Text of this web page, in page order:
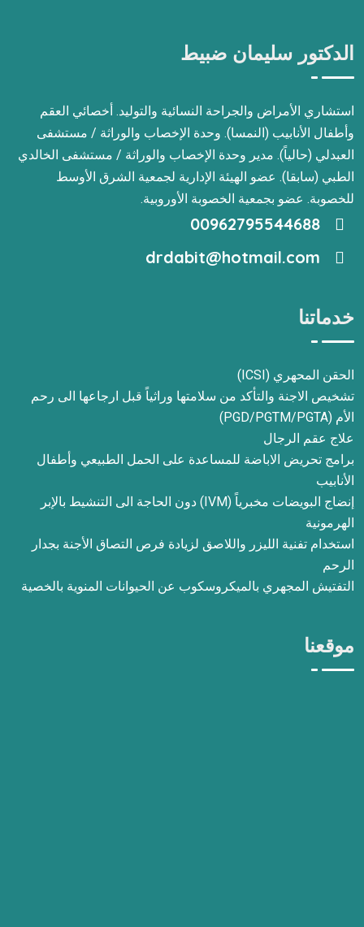
الدكتور سليمان ضبيط
استشاري الأمراض والجراحة النسائية والتوليد. أخصائي العقم
وأطفال الأنابيب (النمسا). وحدة الإخصاب والوراثة / مستشفى
العبدلي (حالياً). مدير وحدة الإخصاب والوراثة / مستشفى الخالدي
الطبي (سابقا). عضو الهيئة الإدارية لجمعية الشرق الأوسط
للخصوبة. عضو بجمعية الخصوبة الأوروبية.
خدماتنا
الحقن المحهري (ICSI)
تشخيص الاجنة والتأكد من سلامتها وراثياً قبل ارجاعها الى رحم
الأم (PGD/PGTM/PGTA)
علاج عقم الرجال
برامج تحريض الاباضة للمساعدة على الحمل الطبيعي وأطفال
الأنابيب
إنضاج البويضات مخبرياً (IVM) دون الحاجة الى التنشيط بالإبر
الهرمونية
استخدام تفنية الليزر واللاصق لزيادة فرص التصاق الأجنة بجدار
الرحم
التفتيش المجهري بالميكروسكوب عن الحيوانات المنوية بالخصية
موقعنا